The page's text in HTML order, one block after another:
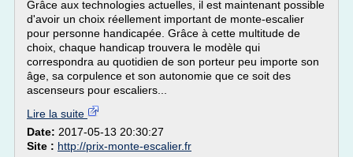
Grâce aux technologies actuelles, il est maintenant possible
d'avoir un choix réellement important de monte-escalier
pour personne handicapée. Grâce à cette multitude de
choix, chaque handicap trouvera le modèle qui
correspondra au quotidien de son porteur peu importe son
âge, sa corpulence et son autonomie que ce soit des
ascenseurs pour escaliers...
Lire la suite
Date: 2017-05-13 20:30:27
Site : http://prix-monte-escalier.fr